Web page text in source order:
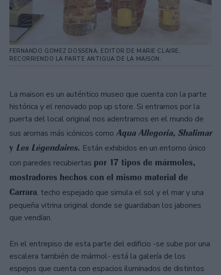
FERNANDO GOMEZ DOSSENA, EDITOR DE MARIE CLAIRE,
RECORRIENDO LA PARTE ANTIGUA DE LA MAISON.
La maison es un auténtico museo que cuenta con la parte
histórica y el renovado pop up store. Si entramos por la
puerta del local original nos adentramos en el mundo de
sus aromas más icónicos como Aqua Allegoria, Shalimar
y Les Légendaires. Están exhibidos en un entorno único
con paredes recubiertas por 17 tipos de mármoles,
mostradores hechos con el mismo material de
Carrara, techo espejado que simula el sol y el mar y una
pequeña vitrina original donde se guardaban los jabones
que vendían.
En el entrepiso de esta parte del edificio -se sube por una
escalera también de mármol- está la galería de los
espejos que cuenta con espacios iluminados de distintos